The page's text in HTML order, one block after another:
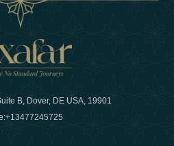
B, Dover, DE USA, 19901
+13477245725